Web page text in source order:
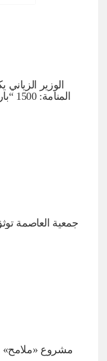
الوزير
المنامة: 1500 “بارك”… وممشى… والبدء 2017
جمعية العاصمة توثق
مشروع «ملامح»